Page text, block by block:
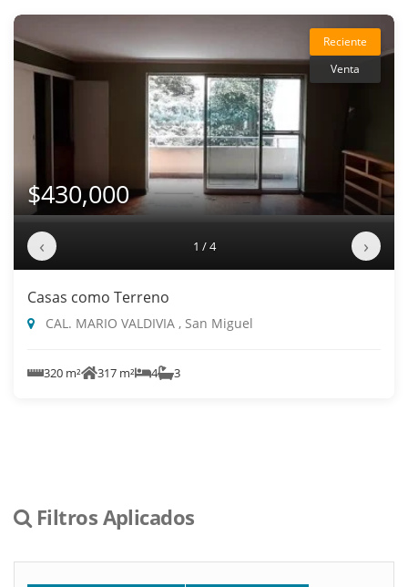
Reciente
Venta
$430,000
‹ 1 / 4 ›
Casas como Terreno
CAL. MARIO VALDIVIA , San Miguel
320 m² 317 m² 4 3
Filtros Aplicados